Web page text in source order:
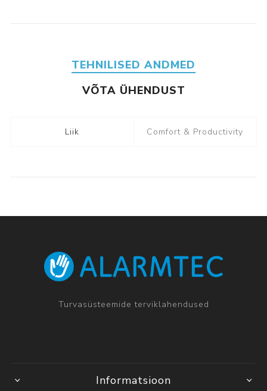
TEHNILISED ANDMED
VÕTA ÜHENDUST
Liik Comfort & Productivity
Turvasüsteemide terviklahendused
Informatsioon